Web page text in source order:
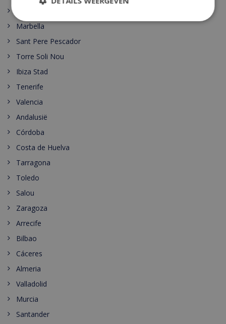
Marbella
Sant Pere Pescador
Torre Soli Nou
Ibiza Stad
Tenerife
Valencia
Andalusië
Córdoba
Costa de Huelva
Tarragona
Toledo
Salou
Zaragoza
Arrecife
Bilbao
Cáceres
Almeria
Valladolid
Murcia
Santander